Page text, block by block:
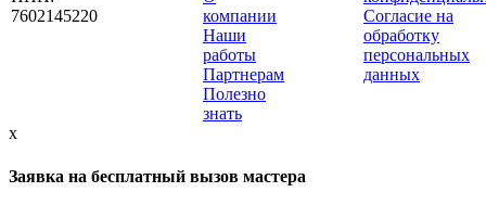
7602145220
компании
Наши
работы
Партнерам
Полезно
знать
Согласие на
обработку
персональных
данных
x
Заявка на бесплатный вызов мастера